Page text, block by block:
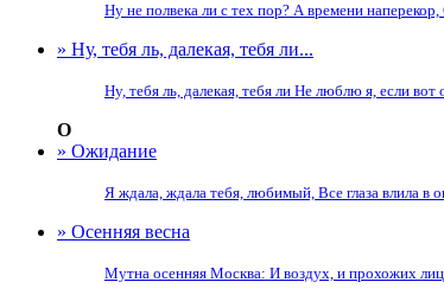
Ну не полвека ли с тех пор? А времени
» Ну, тебя ль, далекая, тебя ли...
Ну, тебя ль, далекая, тебя ли Не люблю я, если вот
О
» Ожидание
Я ждала, ждала тебя, любимый, Все глаза влила в
» Осенняя весна
Мутна осенняя Москва: И воздух, и прохожих